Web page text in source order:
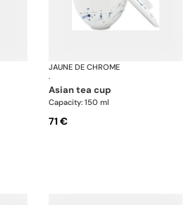
Blue Impression
JAUNE DE CHROME
·
asian tea cup
Capacity: 150 ml
71 €